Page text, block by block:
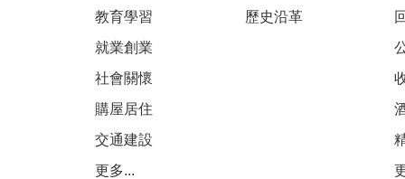
教育學習
就業創業
社會關懷
購屋居住
交通建設
更多...
歷史沿革